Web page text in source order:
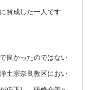
賛成した一人です
良かったのではない
土宗奈良教区におい